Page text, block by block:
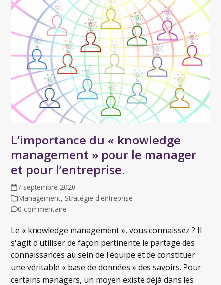
L’importance du « knowledge
management » pour le manager
et pour l’entreprise.
7 septembre 2020
Management, Stratégie d'entreprise
0 commentaire
Le « knowledge management », vous connaissez ? Il
s'agit d'utiliser de façon pertinente le partage des
connaissances au sein de l'équipe et de constituer
une véritable « base de données » des savoirs. Pour
certains managers, un moyen existe déjà dans les